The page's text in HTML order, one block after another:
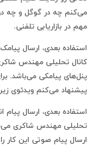
می‌کنم چه در گوگل و چه
مهم در بازاریابی تلفنی.
استفاده بعدی، ارسال
کانال تحلیلی مهندس
پنل‌های پیامکی می‌باشد.
پیشنهاد می‌کنم ویدئوی
استفاده بعدی، ارسال پیام
تحلیلی مهندس شاکری
ارسال پیام صوتی این کار